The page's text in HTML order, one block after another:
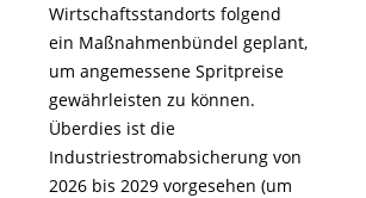
Wirtschaftsstandorts folgend
ein Maßnahmenbündel geplant,
um angemessene Spritpreise
gewährleisten zu können.
Überdies ist die
Industriestromabsicherung von
2026 bis 2029 vorgesehen (um